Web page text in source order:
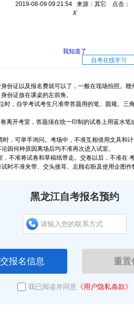
2019-08-09 09:21:54 来源：其它 点击：
X
我知道了
自考在线学习
以及报名费就可以了，一般在现场拍照。赣州
证放在课桌的左前角。
自学考试考生只准带答题用的笔、圆规、三
开考室，答题须在统一印制的试卷上用蓝水
可举手询问。考场中，不准互相借用文具和计
何种原因离场后均不准再次进入试室。
准将试卷和草稿纸带走。交卷以后，不准在 考
不准夹带、交头接耳、左顾右盼及使用企图
黑龙江自考报名预约
报名信息 重置
我已阅读并同意 《用户隐私条款》